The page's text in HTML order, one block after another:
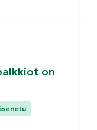
on